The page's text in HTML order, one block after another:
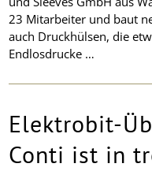
23 Mitarbeiter und baut
auch Druckhülsen, die
Endlosdrucke …
Elektrobit-
Conti ist in